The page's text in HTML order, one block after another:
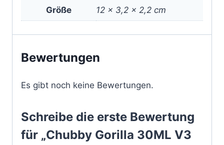
Größe 12 × 3,2 × 2,2 cm
Bewertungen
Es gibt noch keine Bewertungen.
Schreibe die erste Bewertung
für „Chubby Gorilla 30ML V3